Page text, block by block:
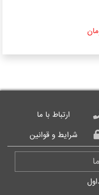
ارتباط با ما
شرایط و قوانین